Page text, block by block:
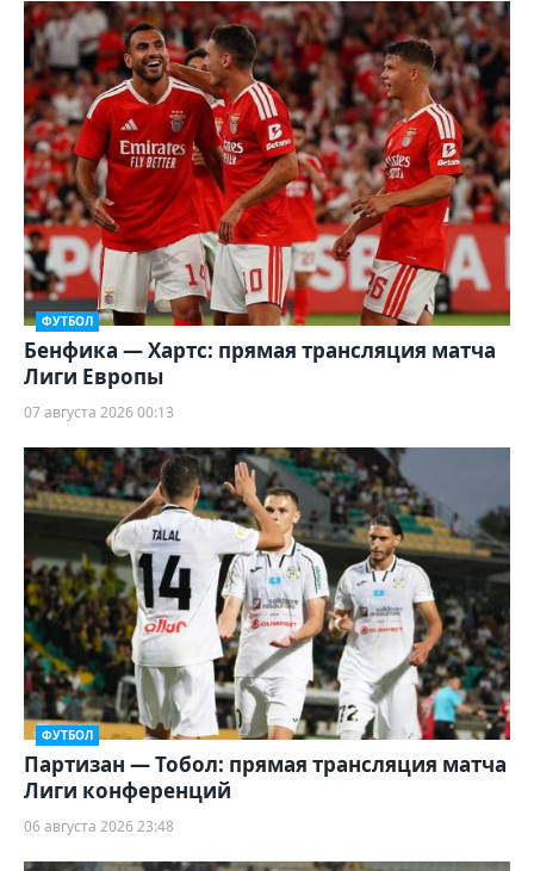
ФУТБОЛ
Бенфика — Хартс: прямая трансляция матча
Лиги Европы
07 августа 2026 00:13
ФУТБОЛ
Партизан — Тобол: прямая трансляция матча
Лиги конференций
06 августа 2026 23:48